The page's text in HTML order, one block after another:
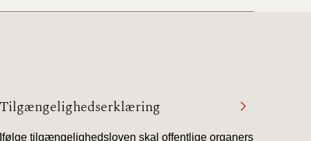
Tilgængelighedserklæring
Ifølge tilgængelighedsloven skal offentlige organers